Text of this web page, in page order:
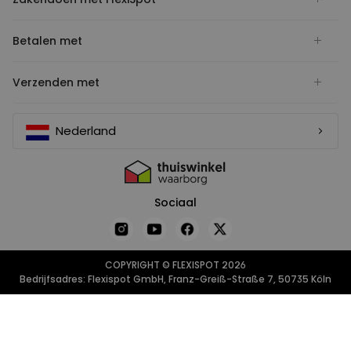
Betalen met
Verzenden met
Nederland
Sociaal
COPYRIGHT © FLEXISPOT 2026
Bedrijfsadres: Flexispot GmbH, Franz-Greiß-Straße 7, 50735 Köln